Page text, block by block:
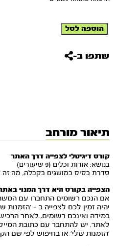
כמות
של
דיגיטלי
הוספה לסל
שתפו ב-
תיאור מורחב
קורס דיגיטלי לצפייה דרך האתר
בנושא: אורות וכלים (9 שיעורים)
סדרת בסיס במושגים בקבלה, מה זה
הצפייה בקורס היא דרך המנוי
אם הנכם רשומים התחברו עם
יהיה זמין לכם לצפייה ב –
במידה ואינכם רשומים, לאחר
לאתר. יש להתחבר עם כתובת המייל
‘הזמנות שלי’ או בחיפוש לפי שם